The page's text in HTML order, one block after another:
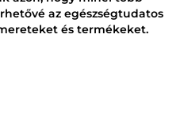
az egészségtudatos
és termékeket.